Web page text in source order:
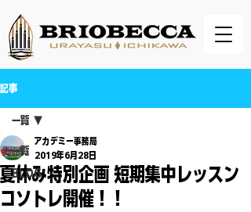
記事
一覧
BLOG
一覧
夏休み特別企画 短期集中レッスン
コソトレ開催！！
アカデミー事務局
2019年6月28日